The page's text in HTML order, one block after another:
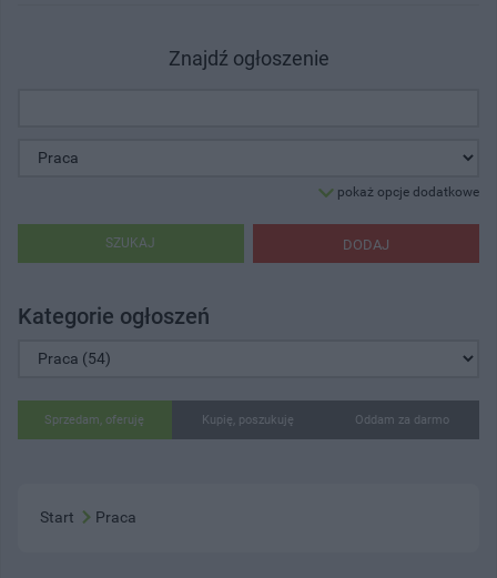
Znajdź ogłoszenie
pokaż opcje dodatkowe
DODAJ
SZUKAJ
Kategorie ogłoszeń
Sprzedam, oferuję Kupię, poszukuję Oddam za darmo
Start Praca